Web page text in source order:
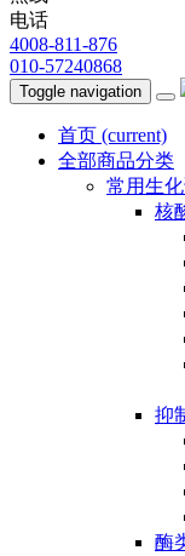
电话
4008-811-876
010-57240868
Toggle navigation
首页 (current)
全部商品分类
常用生化
核
抑
酶